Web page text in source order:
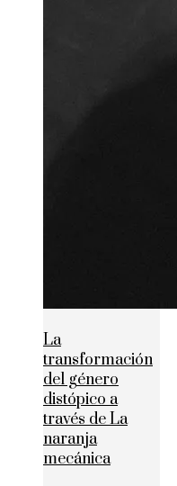
La
transformación
del género
distópico a
través de La
naranja
mecánica